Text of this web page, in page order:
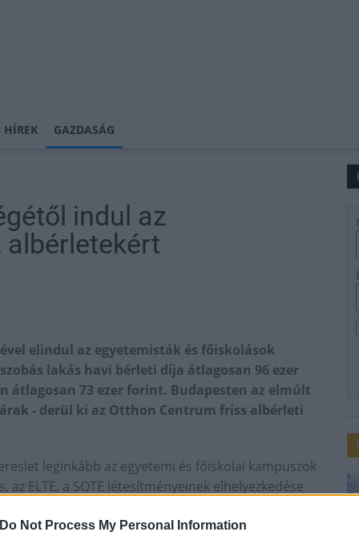
Do Not Process My Personal Information
HÍREK GAZDASÁG
indul az
elindul az egyetemisták és főiskolások
lakás havi bérleti díja átlagosan 96 ezer
73 ezer forint. Budapesten az elmúlt
- derül ki az Otthon Centrum friss albérleti
leginkább az egyetemi és főiskolai kampuszok
ELTE, a SOTE létesítményeinek elhelyezkedése
városrészek a kedveltek, különösen a VII.,
is a kampuszokhoz közeli, jó közlekedéssel